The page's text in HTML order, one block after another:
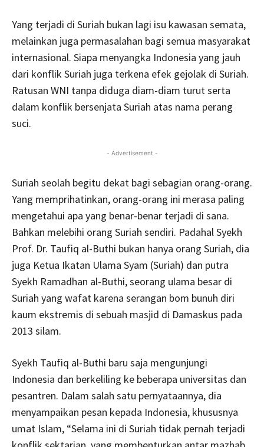
Yang terjadi di Suriah bukan lagi isu kawasan semata,
melainkan juga permasalahan bagi semua masyarakat
internasional. Siapa menyangka Indonesia yang jauh
dari konflik Suriah juga terkena efek gejolak di Suriah.
Ratusan WNI tanpa diduga diam-diam turut serta
dalam konflik bersenjata Suriah atas nama perang
suci.
- Advertisement -
Suriah seolah begitu dekat bagi sebagian orang-orang.
Yang memprihatinkan, orang-orang ini merasa paling
mengetahui apa yang benar-benar terjadi di sana.
Bahkan melebihi orang Suriah sendiri. Padahal Syekh
Prof. Dr. Taufiq al-Buthi bukan hanya orang Suriah, dia
juga Ketua Ikatan Ulama Syam (Suriah) dan putra
Syekh Ramadhan al-Buthi, seorang ulama besar di
Suriah yang wafat karena serangan bom bunuh diri
kaum ekstremis di sebuah masjid di Damaskus pada
2013 silam.
Syekh Taufiq al-Buthi baru saja mengunjungi
Indonesia dan berkeliling ke beberapa universitas dan
pesantren. Dalam salah satu pernyataannya, dia
menyampaikan pesan kepada Indonesia, khususnya
umat Islam, “Selama ini di Suriah tidak pernah terjadi